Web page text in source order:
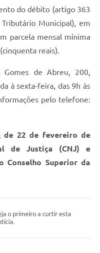
do débito (artigo 363
Municipal), em
parcela mensal mínima
reais).
de Abreu, 200,
à sexta-feira, das 9h às
pelo telefone:
de 22 de fevereiro de
de Justiça (CNJ) e
Conselho Superior da
o primeiro a curtir esta